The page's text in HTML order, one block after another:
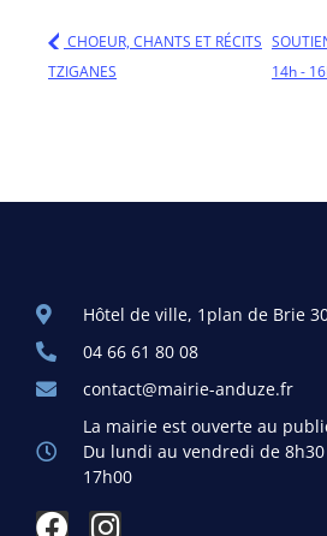
CHOEUR, CHANTS ET RÉCITS
TZIGANES
14h -
Hôtel de ville, 1plan de Brie
04 66 61 80 08
contact@mairie-anduze.fr
La mairie est ouverte au
Du lundi au vendredi de
17h00